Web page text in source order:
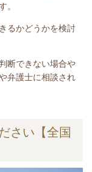
。
るかどうかを検討
断できない場合や
弁護士に相談され
さい【全国